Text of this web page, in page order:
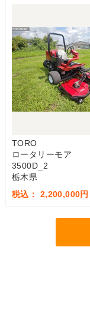
TORO
ロータリーモア
3500D_2
栃木県
税込： 2,200,000円